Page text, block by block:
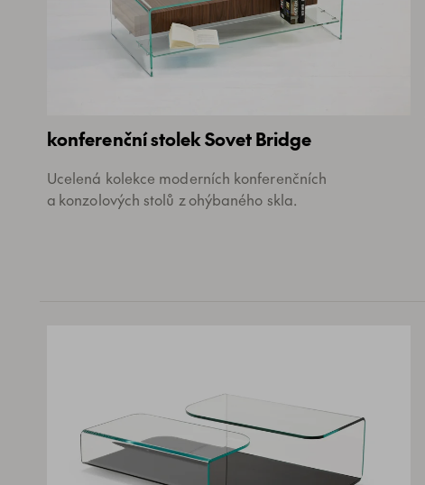
konferenční stolek Sovet Bridge
Ucelená kolekce moderních konferenčních
a konzolových stolů z ohýbaného skla.